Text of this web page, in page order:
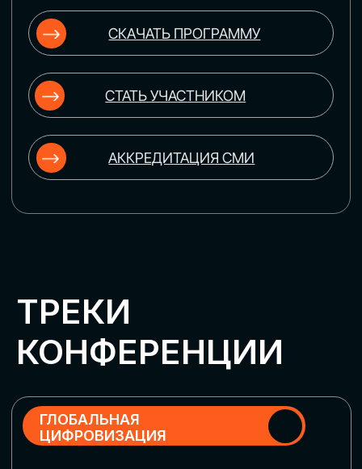
ЦИФРОВИЗАЦИЯ
МАРКЕТИНГА И ПРОДАЖ
Обменяемся опытом, какие ИИ-решения
в маркетинге и продажах наиболее
рекламными кампаниями показывают
наибольшую эффективность
ЦИФРОВИЗАЦИЯ
УПРАВЛЕНИЯ ПЕРСОНАЛОМ
Рассмотрим управление человеческим
комплексные решения для роста
производительности и кейсы
оптимизации процессов найма,
развития, оценки и удержания
ЦИФРОВИЗАЦИЯ
КЛИЕНТСКОГО СЕРВИСА
Разберем кейсы в сфере цифровизации